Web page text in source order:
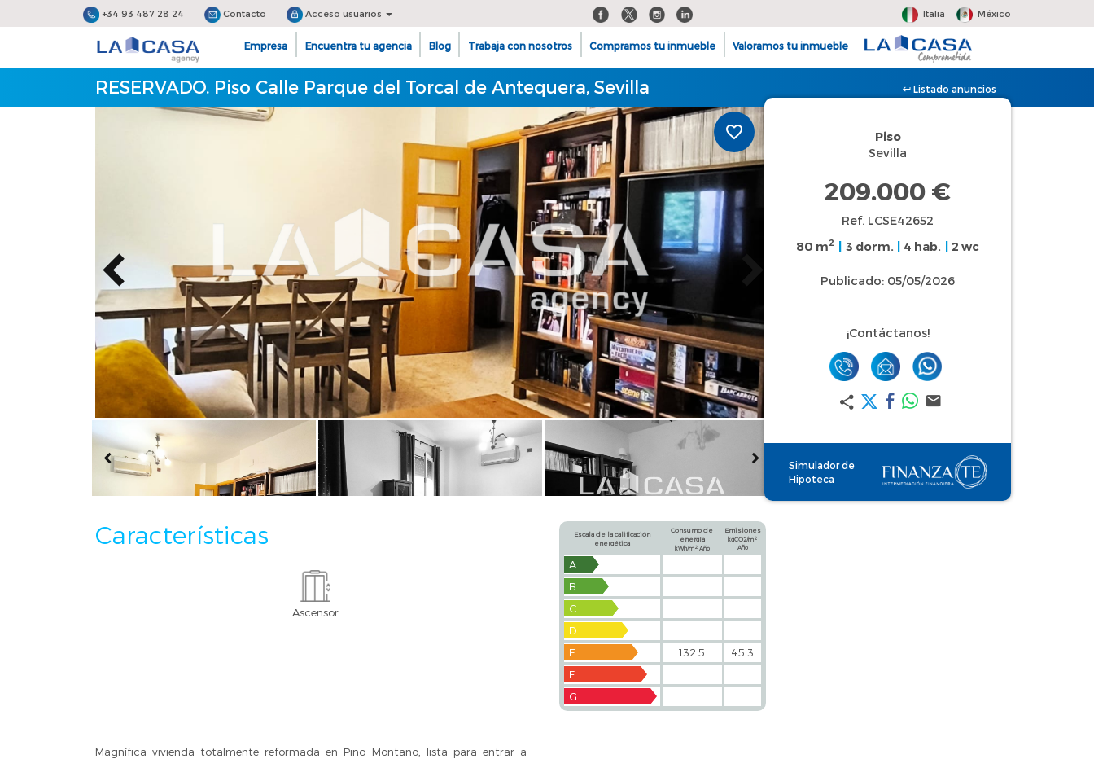
+34 93 487 28 24 Contacto Acceso usuarios Italia México
Empresa Encuentra tu agencia Blog Trabaja con nosotros Compramos tu inmueble Valoramos tu inmueble
RESERVADO. Piso Calle Parque del Torcal de Antequera, Sevilla Listado anuncios
Características
Ascensor
Escala de la calificación
energética
Consumo de
energía
kWh/m2Año
Emisiones
kgCO2/m2
Año
A
B
C
D
E
132.5
45.3
F
G
Magnífica vivienda totalmente reformada en Pino Montano, lista para entrar a
Piso
Sevilla
209.000 €
Ref. LCSE42652
80 m2 3 dorm. 4 hab. 2 wc
Publicado: 05/05/2026
¡Contáctanos!
Simulador de
Hipoteca